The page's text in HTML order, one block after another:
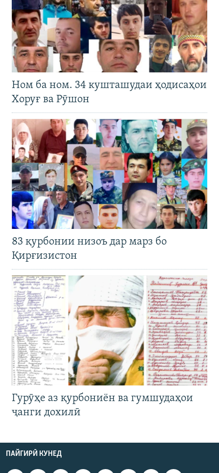
Ном ба ном. 34 кушташудаи ҳодисаҳои
Хоруғ ва Рӯшон
83 қурбонии низоъ дар марз бо
Қирғизистон
Гурӯҳе аз қурбониён ва гумшудаҳои
ҷанги дохилӣ
ПАЙГИРӢ КУНЕД